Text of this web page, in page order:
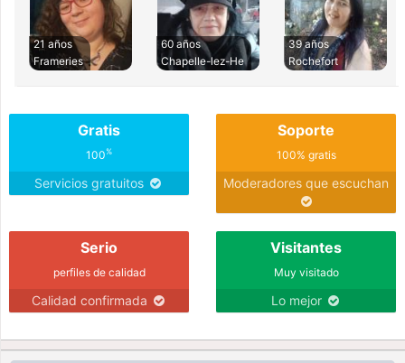
21 años
Frameries
60 años
Chapelle-lez-He
39 años
Rochefort
Gratis
100%
Servicios gratuitos
Soporte
100% gratis
Moderadores que escuchan
Serio
perfiles de calidad
Calidad confirmada
Visitantes
Muy visitado
Lo mejor